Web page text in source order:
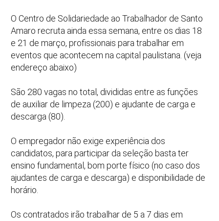
O Centro de Solidariedade ao Trabalhador de Santo
Amaro recruta ainda essa semana, entre os dias 18
e 21 de março, profissionais para trabalhar em
eventos que acontecem na capital paulistana. (veja
endereço abaixo)
São 280 vagas no total, divididas entre as funções
de auxiliar de limpeza (200) e ajudante de carga e
descarga (80).
O empregador não exige experiência dos
candidatos, para participar da seleção basta ter
ensino fundamental, bom porte físico (no caso dos
ajudantes de carga e descarga) e disponibilidade de
horário.
Os contratados irão trabalhar de 5 a 7 dias em